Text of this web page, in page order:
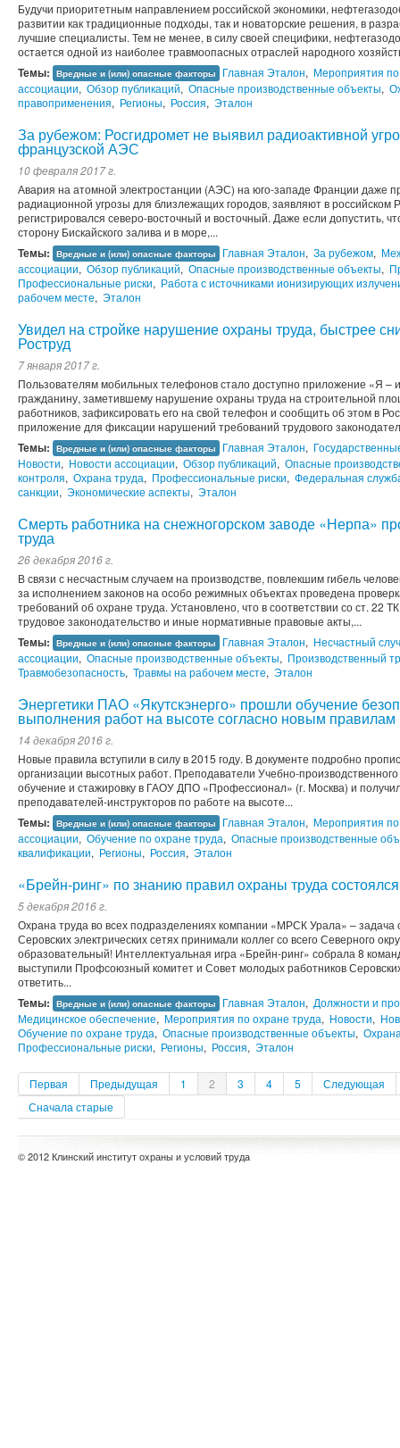
Будучи приоритетным направлением российской экономики,
развитии как традиционные подходы, так и новаторские решения, в
лучшие специалисты. Тем не менее, в силу своей специфики,
остается одной из наиболее травмоопасных отраслей народного
Темы: Вредные и (или) опасные факторы Главная Эталон, Мероприятия
ассоциации, Обзор публикаций, Опасные производственные объекты,
правоприменения, Регионы, Россия, Эталон
За рубежом: Росгидромет не выявил радиоактивной
французской АЭС
10 февраля 2017 г.
Авария на атомной электростанции (АЭС) на юго-западе Франции даже
радиационной угрозы для близлежащих городов, заявляют в
регистрировался северо-восточный и восточный. Даже если допустить,
сторону Бискайского залива и в море,...
Темы: Вредные и (или) опасные факторы Главная Эталон, За рубежом,
ассоциации, Обзор публикаций, Опасные производственные объекты,
Профессиональные риски, Работа с источниками ионизирующих
рабочем месте, Эталон
Увидел на стройке нарушение охраны труда, быстрее
Роструд
7 января 2017 г.
Пользователям мобильных телефонов стало доступно приложение «Я –
гражданину, заметившему нарушение охраны труда на строительной
работников, зафиксировать его на свой телефон и сообщить об этом в
приложение для фиксации нарушений требований трудового
Темы: Вредные и (или) опасные факторы Главная Эталон,
Новости, Новости ассоциации, Обзор публикаций, Опасные
контроля, Охрана труда, Профессиональные риски, Федеральная
санкции, Экономические аспекты, Эталон
Смерть работника на снежногорском заводе «Нерпа»
труда
26 декабря 2016 г.
В связи с несчастным случаем на производстве, повлекшим гибель
за исполнением законов на особо режимных объектах проведена
требований об охране труда. Установлено, что в соответствии со ст. 22
трудовое законодательство и иные нормативные правовые акты,...
Темы: Вредные и (или) опасные факторы Главная Эталон, Несчастный
ассоциации, Опасные производственные объекты, Производственный
Травмобезопасность, Травмы на рабочем месте, Эталон
Энергетики ПАО «Якутскэнерго» прошли обучение
выполнения работ на высоте согласно новым правилам
14 декабря 2016 г.
Новые правила вступили в силу в 2015 году. В документе подробно
организации высотных работ. Преподаватели Учебно-
обучение и стажировку в ГАОУ ДПО «Профессионал» (г. Москва) и
преподавателей-инструкторов по работе на высоте...
Темы: Вредные и (или) опасные факторы Главная Эталон, Мероприятия
ассоциации, Обучение по охране труда, Опасные производственные
квалификации, Регионы, Россия, Эталон
«Брейн-ринг» по знанию правил охраны труда
5 декабря 2016 г.
Охрана труда во всех подразделениях компании «МРСК Урала» –
Серовских электрических сетях принимали коллег со всего Северного
образовательный! Интеллектуальная игра «Брейн-ринг» собрала 8
выступили Профсоюзный комитет и Совет молодых работников
ответить...
Темы: Вредные и (или) опасные факторы Главная Эталон, Должности и
Медицинское обеспечение, Мероприятия по охране труда, Новости,
Обучение по охране труда, Опасные производственные объекты,
Профессиональные риски, Регионы, Россия, Эталон
Первая Предыдущая 1 2 3 4 5
Следующая
Сначала старые
© 2012 Клинский институт охраны и условий труда